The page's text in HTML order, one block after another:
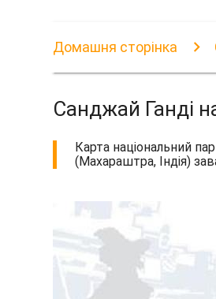
Домашня сторінка
Санджай Ганді
Карта національний
(Махараштра, Індія)